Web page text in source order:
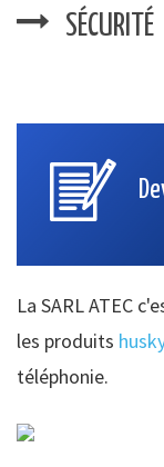
SÉCURITÉ
La SARL ATEC
les produits husky
téléphonie.